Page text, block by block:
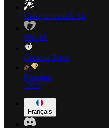
Créer un modèle IA
Mes IA
Contenu Privé
Premium
-70%
Français